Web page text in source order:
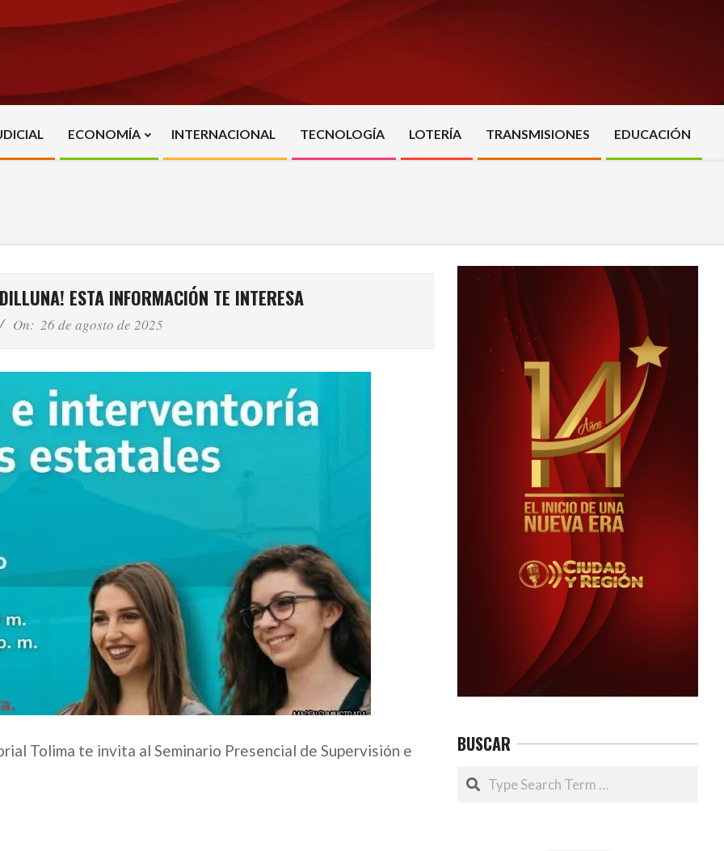
Primary
Navigation
ECONOMÍA INTERNACIONAL TECNOLOGÍA LOTERÍA TRANSMISIONES EDUCACIÓN
ESTA INFORMACIÓN TE INTERESA
On: 26 de agosto de 2025
Tolima te invita al Seminario Presencial de Supervisión e
BUSCAR
Search